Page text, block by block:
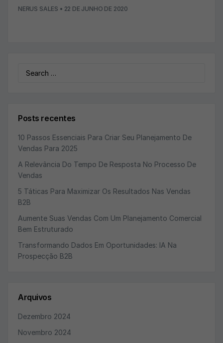
Search
Posts recentes
10 Passos Essenciais Para Criar Seu Planejamento De
Vendas Para 2025
A Relevância Do Tempo De Resposta No Processo De
Vendas
5 Táticas Para Maximizar Os Resultados Nas Vendas
B2B
Aumente Suas Vendas Com Um Planejamento Comercial
Bem Estruturado
Transformando Dados Em Oportunidades: IA Na
Prospecção B2B
Arquivos
Dezembro 2024
Novembro 2024
NERUS SALES • 22 DE JUNHO DE 2020